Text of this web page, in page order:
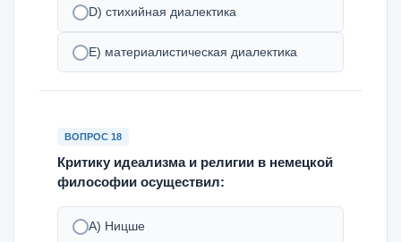
D) стихийная диалектика
Е) материалистическая диалектика
ВОПРОС 18
Критику идеализма и религии в немецкой
философии осуществил:
А) Ницше